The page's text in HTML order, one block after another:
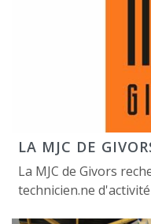
LA MJC DE
La MJC de Givors
technicien.ne d'activité